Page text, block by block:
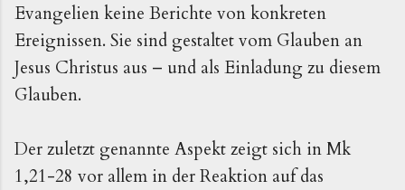
Evangelien keine Berichte von konkreten
Ereignissen. Sie sind gestaltet vom Glauben an
Jesus Christus aus – und als Einladung zu diesem
Glauben.
Der zuletzt genannte Aspekt zeigt sich in Mk
1,21-28 vor allem in der Reaktion auf das